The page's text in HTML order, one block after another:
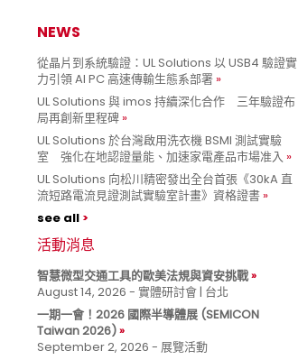
NEWS
從晶片到系統驗證：UL Solutions 以 USB4 驗證實
力引領 AI PC 高速傳輸生態系部署
UL Solutions 與 imos 持續深化合作 三年驗證布
局再創新里程碑
UL Solutions 於台灣啟用洗衣機 BSMI 測試實驗
室 強化在地認證量能、加速家電產品市場准入
UL Solutions 向松川精密發出全台首張《30kA 直
流短路電流見證測試實驗室計畫》資格證書
see all
活動消息
智慧微型交通工具的歐美法規與資安挑戰
August 14, 2026 - 實體研討會 | 台北
一期一會！2026 國際半導體展 (SEMICON
Taiwan 2026)
September 2, 2026 - 展覽活動